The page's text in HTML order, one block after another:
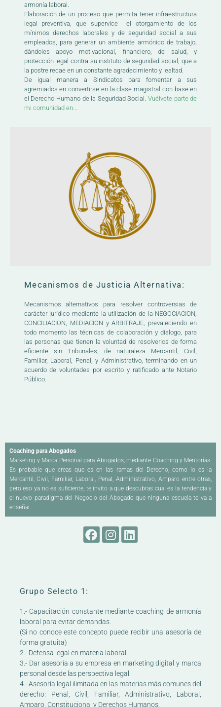
armonía laboral.
Elaboración de un proceso que permita tener infraestructura
legal preventiva, que supervice el otorgamiento de los
mínimos derechos laborales y de seguridad social a sus
empleados, para generar un ambiente armónico de trabajo,
dándoles apoyo motivacional, financiero, de salud, y
protección legal contra su instituto de seguridad social, que a
la postre recae en un constante agradecimiento y lealtad.
De igual manera a Sindicatos para fomentar a sus
agremiados en convertirse en la clase magistral con base en
el Derecho Humano de la Seguridad Social.Vuélvete parte de
mi comunidad en…
Mecanismos de Justicia Alternativa:
Mecanismos alternativos para resolver controversias de
carácter jurídico mediante la utilización de la NEGOCIACION,
CONCILIACION, MEDIACION y ARBITRAJE, prevaleciendo en
todo momento las técnicas de colaboración y dialogo, para
las personas que tienen la voluntad de resolverlos de forma
eficiente sin Tribunales, de naturaleza Mercantil, Civil,
Familiar, Laboral, Penal, y Administrativo, terminando en un
acuerdo de voluntades por escrito y ratificado ante Notario
Público.
Coaching para Abogados
Marketing y Marca Personal para Abogados, mediante Coaching y Mentorías.
Es probable que creas que es en las ramas del Derecho, como lo es la
Mercantil, Civil, Familiar, Laboral, Penal, Administrativo, Amparo entre otras,
pero eso ya no es suficiente, te invito a que descubras cual es la tendencia y
el nuevo paradigma del Negocio del Abogado que ninguna escuela te va a
enseñar.
Grupo Selecto 1:
1.- Capacitación constante mediante coaching de armonía
laboral para evitar demandas.
(Si no conoce este concepto puede recibir una asesoría de
forma gratuita)
2.- Defensa legal en materia laboral.
3.- Dar asesoría a su empresa en marketing digital y marca
personal desde las perspectiva legal.
4.- Asesoría legal ilimitada en las materias más comunes del
derecho: Penal, Civil, Familiar, Administrativo, Laboral,
Amparo, Constitucional y Derechos Humanos.